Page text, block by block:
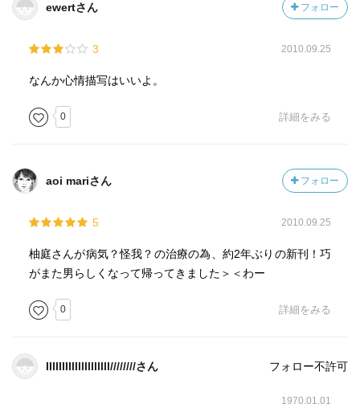
ewertさん フォロー
3 2010.09.25
なんか心情描写はいいよ。
0 詳細をみる
aoi mariさん フォロー
5 2010.09.25
柚庭さんが病気？怪我？の治療の為、約2年ぶりの新刊！巧
がまた男らしくなって帰ってきました＞＜わー
0 詳細をみる
IIIIIIIIIIllllllllll////////さん フォロー不許可
1970.01.01